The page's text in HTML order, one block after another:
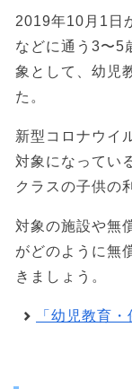
2019年10月1日
などに通う3〜5
象として、幼児
た。
新型コロナウイ
対象になってい
クラスの子供の
対象の施設や無
がどのように無
きましょう。
「幼児教育